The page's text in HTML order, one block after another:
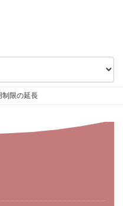
制限の延長